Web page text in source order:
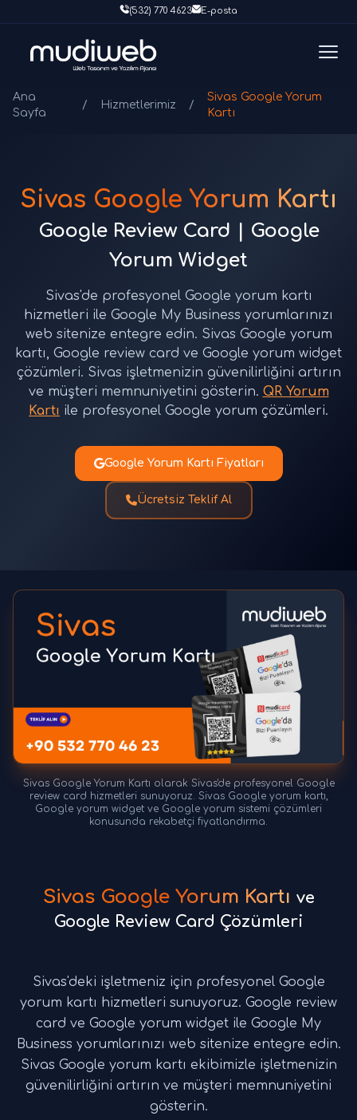
(532) 770 4623 E-posta
Ana
Sayfa
/ Hizmetlerimiz /
Sivas Google Yorum
Kartı
Sivas Google Yorum Kartı
Google Review Card | Google
Yorum Widget
Sivas'de profesyonel Google yorum kartı
hizmetleri ile Google My Business yorumlarınızı
web sitenize entegre edin. Sivas Google yorum
kartı, Google review card ve Google yorum widget
çözümleri. Sivas işletmenizin güvenilirliğini artırın
ve müşteri memnuniyetini gösterin. QR Yorum
Kartı ile profesyonel Google yorum çözümleri.
Google Yorum Kartı Fiyatları
Ücretsiz Teklif Al
Sivas Google Yorum Kartı olarak Sivas'de profesyonel Google
review card hizmetleri sunuyoruz. Sivas Google yorum kartı,
Google yorum widget ve Google yorum sistemi çözümleri
konusunda rekabetçi fiyatlandırma.
Sivas Google Yorum Kartı ve
Google Review Card Çözümleri
Sivas'deki işletmeniz için profesyonel Google
yorum kartı hizmetleri sunuyoruz. Google review
card ve Google yorum widget ile Google My
Business yorumlarınızı web sitenize entegre edin.
Sivas Google yorum kartı ekibimizle işletmenizin
güvenilirliğini artırın ve müşteri memnuniyetini
gösterin.